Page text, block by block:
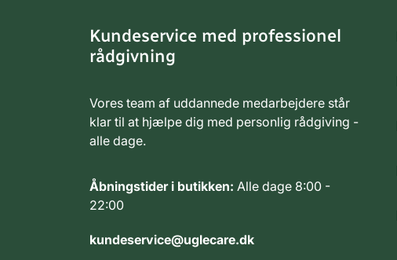
Kundeservice med professionel
rådgivning
Vores team af uddannede medarbejdere står
klar til at hjælpe dig med personlig rådgiving -
alle dage.
Åbningstider i butikken: Alle dage 8:00 -
22:00
kundeservice@uglecare.dk